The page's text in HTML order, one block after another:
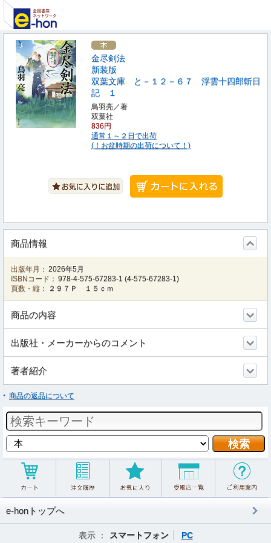
金尽剣法
新装版
双葉文庫 と－１２－６７ 浮雲十四郎斬日
記 １
鳥羽亮／著
双葉社
836円
通常１～２日で出荷
(！お盆時期の出荷について！)
商品情報
出版年月： 2026年5月
ISBNコード： 978-4-575-67283-1 (4-575-67283-1)
頁数・縦：
２９７Ｐ １５ｃｍ
商品の内容
出版社・メーカーからのコメント
著者紹介
商品の返品について
e-honトップへ
表示 ： スマートフォン PC